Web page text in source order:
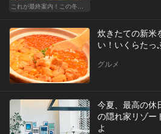
炊きたての新米
い！いくらたっ
グルメ
今夏、最高の休
の隠れ家リゾー
よ